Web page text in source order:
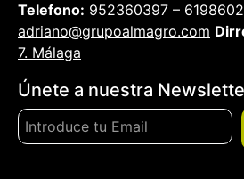
Telefono: 952360397 –
adriano@grupoalmagro.com
7. Málaga
Únete a nuestra